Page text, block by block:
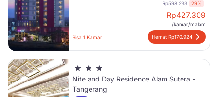
Rp598.233 29%
Rp427.309
/kamar/malam
Sisa 1 Kamar Hemat Rp170.924
Nite and Day Residence Alam Sutera -
Tangerang